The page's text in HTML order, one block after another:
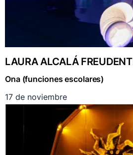
LAURA ALCALÁ
Ona (funciones escolares)
17 de noviembre